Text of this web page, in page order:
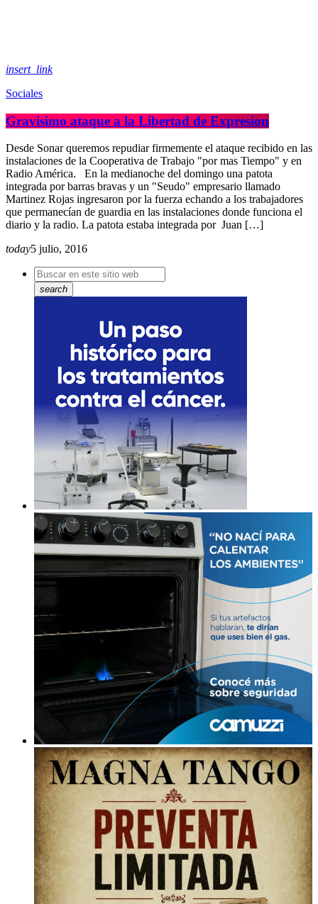
insert_link
Sociales
Gravisimo ataque a la Libertad de Expresion
Desde Sonar queremos repudiar firmemente el ataque recibido en las
instalaciones de la Cooperativa de Trabajo "por mas Tiempo" y en
Radio América. En la medianoche del domingo una patota
integrada por barras bravas y un "Seudo" empresario llamado
Martinez Rojas ingresaron por la fuerza echando a los trabajadores
que permanecían de guardia en las instalaciones donde funciona el
diario y la radio. La patota estaba integrada por Juan […]
today5 julio, 2016
search